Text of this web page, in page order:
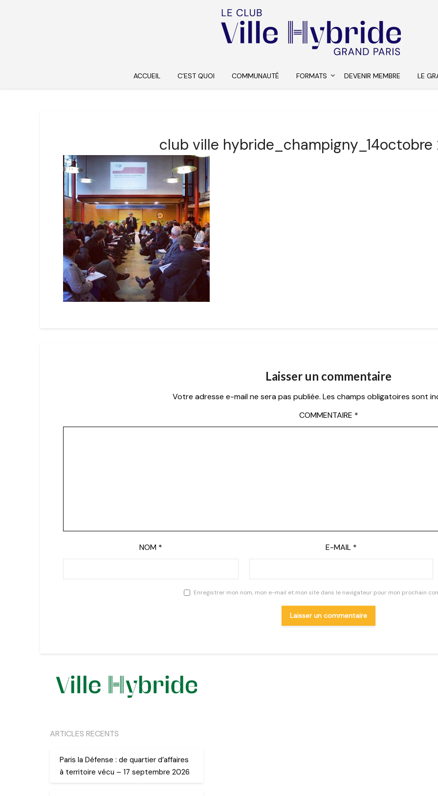
ACCUEIL C’EST QUOI COMMUNAUTÉ FORMATS DEVENIR MEMBRE LE
club ville hybride_champigny_14octobre
Laisser un commentaire
Votre adresse e-mail ne sera pas publiée. Les champs obligatoires sont
COMMENTAIRE *
NOM * E-MAIL *
Enregistrer mon nom, mon e-mail et mon site dans le navigateur pour mon prochain
ARTICLES RECENTS
Paris la Défense : de quartier d’affaires
à territoire vécu – 17 septembre 2026